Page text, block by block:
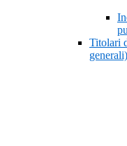
Titolari
generali)